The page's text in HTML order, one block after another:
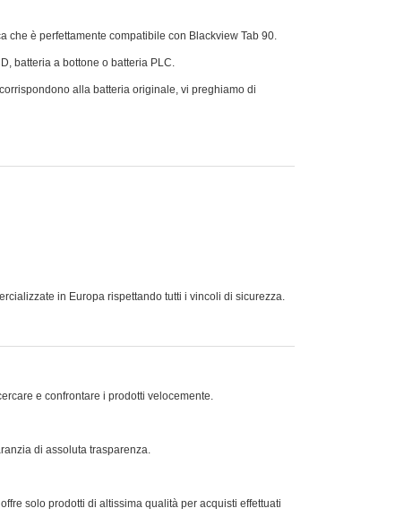
che è perfettamente compatibile con Blackview Tab 90.
batteria a bottone o batteria PLC.
alla batteria originale, vi preghiamo di
in Europa rispettando tutti i vincoli di sicurezza.
e confrontare i prodotti velocemente.
di assoluta trasparenza.
solo prodotti di altissima qualità per acquisti effettuati